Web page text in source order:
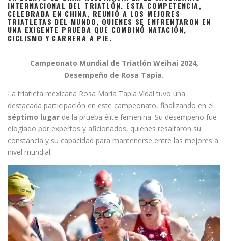
INTERNACIONAL DEL TRIATLÓN. ESTA COMPETENCIA,
CELEBRADA EN CHINA, REUNIÓ A LOS MEJORES
TRIATLETAS DEL MUNDO, QUIENES SE ENFRENTARON EN
UNA EXIGENTE PRUEBA QUE COMBINÓ NATACIÓN,
CICLISMO Y CARRERA A PIE.
Campeonato Mundial de Triatlón Weihai 2024,
Desempeño de Rosa Tapia.
La triatleta mexicana Rosa María Tapia Vidal tuvo una
destacada participación en este campeonato, finalizando en el
séptimo lugar de la prueba élite femenina. Su desempeño fue
elogiado por expertos y aficionados, quienes resaltaron su
constancia y su capacidad para mantenerse entre las mejores a
nivel mundial.